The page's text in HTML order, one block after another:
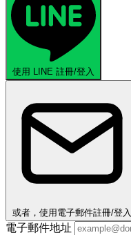
使用 LINE 註冊/登入
或者，使用電子郵件註冊/登入
電子郵件地址